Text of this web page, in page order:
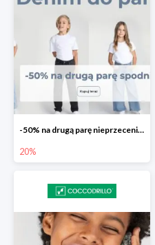
-50% na drugą parę nieprzecenionych spodni
20%